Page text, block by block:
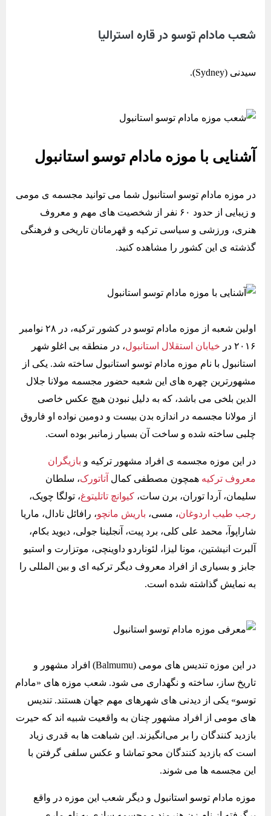
شعب مادام توسو در قاره استرالیا
سیدنی (Sydney).
آشنایی با موزه مادام توسو استانبول
در موزه مادام توسو استانبول شما می توانید مجسمه ی مومی
و زیبایی از حدود ۶۰ نفر از شخصیت های مهم و معروف
هنری، ورزشی و سیاسی ترکیه و قهرمانان تاریخی و فرهنگی
گذشته ی این کشور را مشاهده کنید.
اولین شعبه از موزه مادام توسو در کشور ترکیه، در ۲۸ نوامبر
۲۰۱۶ در
خیابان استقلال استانبول، در منطقه بی اغلو شهر
استانبول با نام موزه مادام توسو استانبول ساخته شد. یکی از
مشهورترین چهره های این شعبه حضور مجسمه مولانا جلال
الدین بلخی می باشد، که به دلیل نبودن هیچ عکس خاصی
از مولانا مجسمه در اندازه بدن بیست و دومین نواده او فاروق
چلبی ساخته شده و ساخت آن بسیار زمانبر بوده است.
در این موزه مجسمه ی افراد مشهور ترکیه و بازیگران
معروف ترکیه همچون مصطفی کمال آتاتورک، سلطان
سلیمان، آردا توران، برن سات، کیوانچ تاتلیتوغ، تولگا چویک،
رجب طیب اردوغان، مسی، باریش مانچو، رافائل نادال، ماریا
شاراپوآ، محمد علی کلی، برد پیت، آنجلینا جولی، دیوید بکام،
آلبرت انیشتین، مونا لیزا، لئوناردو داوینچی، موتزارت و استیو
جابز و بسیاری از افراد معروف دیگر ترکیه ای و بین المللی را
به نمایش گذاشته شده است.
در این موزه تندیس ‌های مومی (Balmumu) افراد مشهور و
تاریخ‌ ساز، ساخته و نگهداری می‌ شود. شعب موزه‌ های «مادام
توسو» یکی از دیدنی ‌های شهرهای مهم جهان هستند. تندیس‌
های مومی از افراد مشهور چنان به واقعیت شبیه‌ اند که حیرت
بازدید کنندگان را بر می‌انگیزند. این شباهت ها به قدری زیاد
است که بازدید کنندگان محو تماشا و عکس سلفی گرفتن با
این مجسمه ها می شوند.
موزه مادام توسو استانبول و دیگر شعب این موزه در واقع